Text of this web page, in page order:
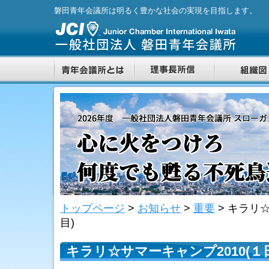
磐田青年会議所は明るく豊かな社会の実現を目指します。
トップページ > お知らせ > 重要 > キラリ
目)
キラリ☆サマーキャンプ2010(１